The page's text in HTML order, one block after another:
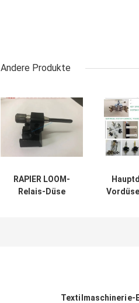
Andere Produkte
RAPIER LOOM-
Relais-Düse
Textilmaschinerie-